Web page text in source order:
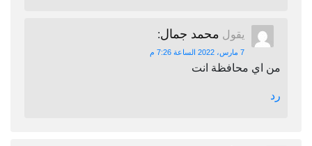
يقول محمد جمال:
7 مارس، 2022 الساعة 7:26 م
من اي محافظة انت
رد